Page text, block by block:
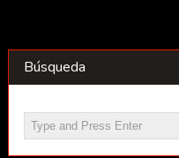
Búsqueda